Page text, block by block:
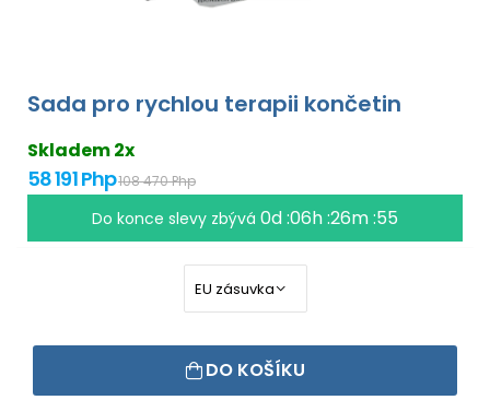
Sada pro rychlou terapii končetin
Skladem 2x
58 191 Php108 470 Php
Do konce slevy zbývá 0d :06h :26m :54
DO KOŠÍKU